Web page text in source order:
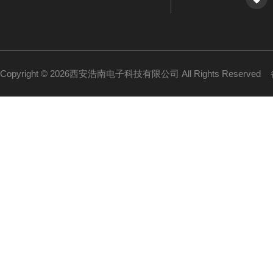
Copyright © 2026西安浩南电子科技有限公司 All Rights Reserved